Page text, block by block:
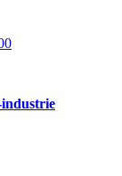
industrie